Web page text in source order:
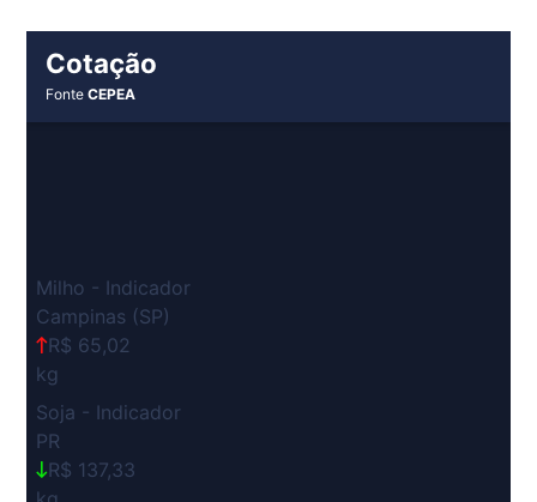
Cotação
FonteCEPEA
Milho - Indicador
Campinas (SP)
R$ 65,02
kg
Soja - Indicador
PR
R$ 137,33